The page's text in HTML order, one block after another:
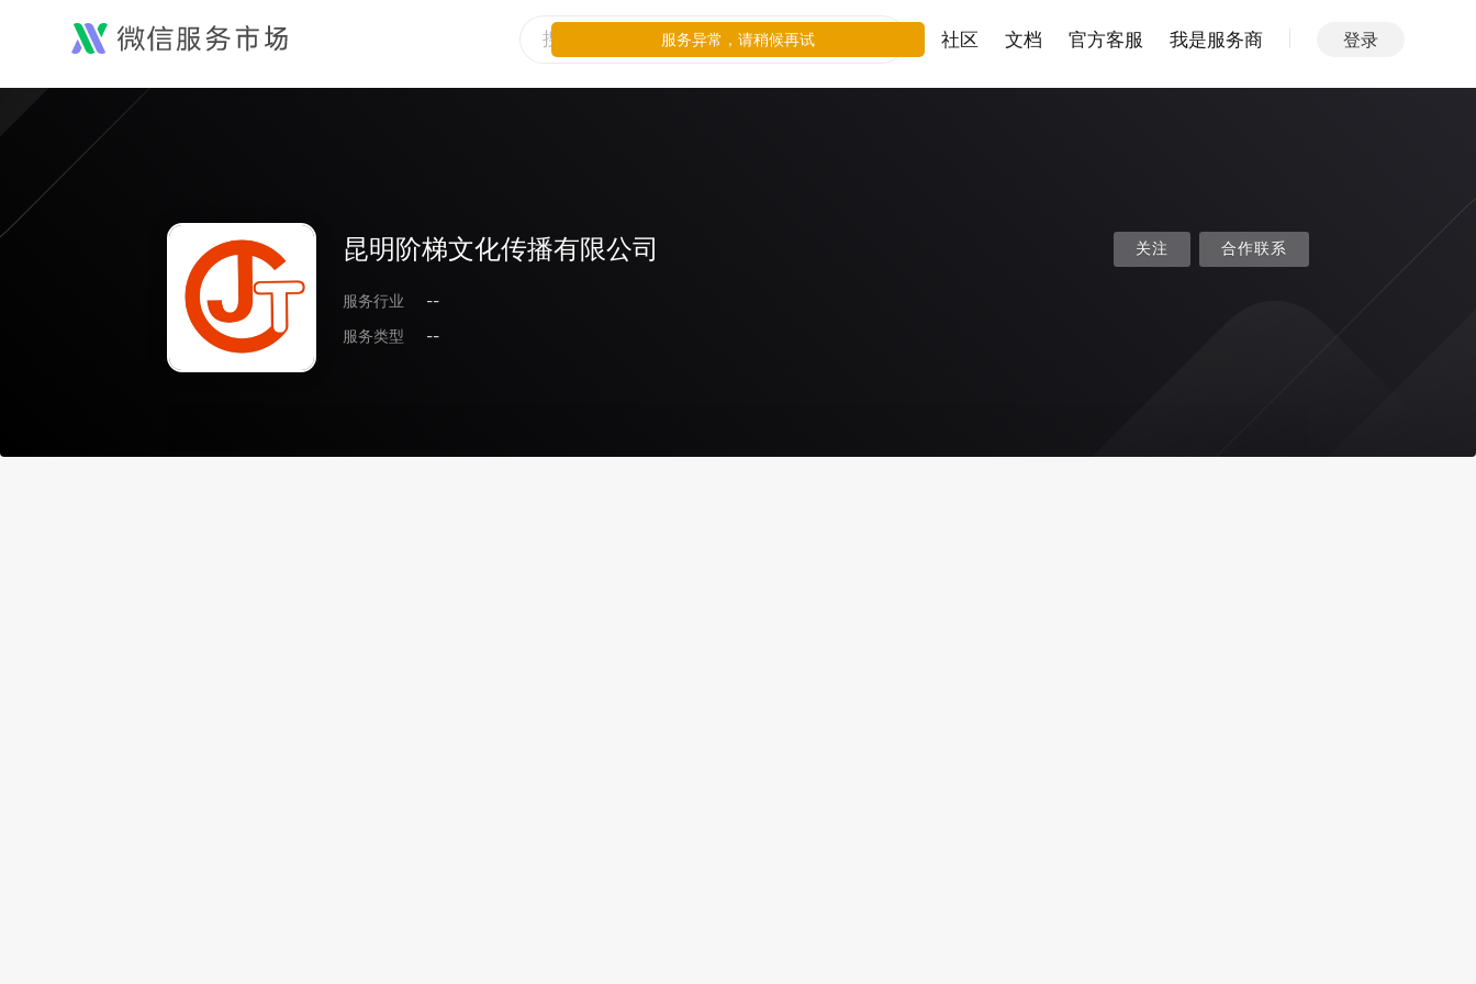
社区 文档 官方客服 我是服务商 登录
昆明阶梯文化传播有限公司
服务行业
--
服务类型
--
关注 合作联系
服务异常，请稍候再试